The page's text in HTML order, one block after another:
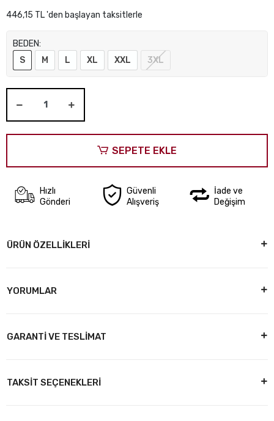
446,15 TL 'den başlayan taksitlerle
BEDEN:
S
M L XL XXL 3XL
SEPETE EKLE
Hızlı
Gönderi
Güvenli
Alışveriş
İade ve
Değişim
ÜRÜN ÖZELLİKLERİ
YORUMLAR
GARANTİ VE TESLİMAT
TAKSİT SEÇENEKLERİ